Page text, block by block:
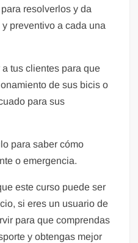
resolverlos y da
preventivo a cada una
tus clientes para que
de sus bicis o
para sus
para saber cómo
o emergencia.
este curso puede ser
si eres un usuario de
para que comprendas
y obtengas mejor